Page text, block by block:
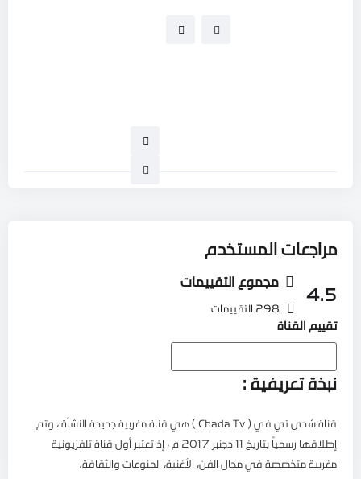
مراجعات المستخدم
4.5
مجموع التقييمات
298 التقييمات
تقييم القناة
نبذة تعريفية :
قناة شدى تي في ( Chada Tv ) هي قناة مغربية جديدة النشأة ، وتم
إطلاقها رسمياً بتاريخ 11 دجنبر 2017 م ، إذ تعتبر أول قناة تلفزيونية
مغربية متخصصة في مجال الفن، الأغنية، المنوعات والثقافة.